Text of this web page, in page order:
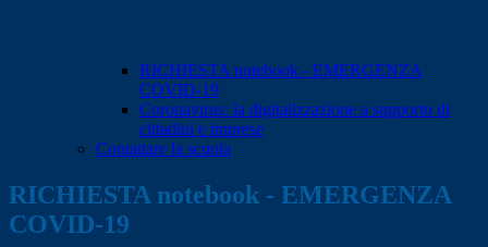
RICHIESTA notebook - EMERGENZA
COVID-19
Coronavirus: la digitalizzazione a supporto di
cittadini e imprese
Contattare la scuola
RICHIESTA notebook - EMERGENZA
COVID-19